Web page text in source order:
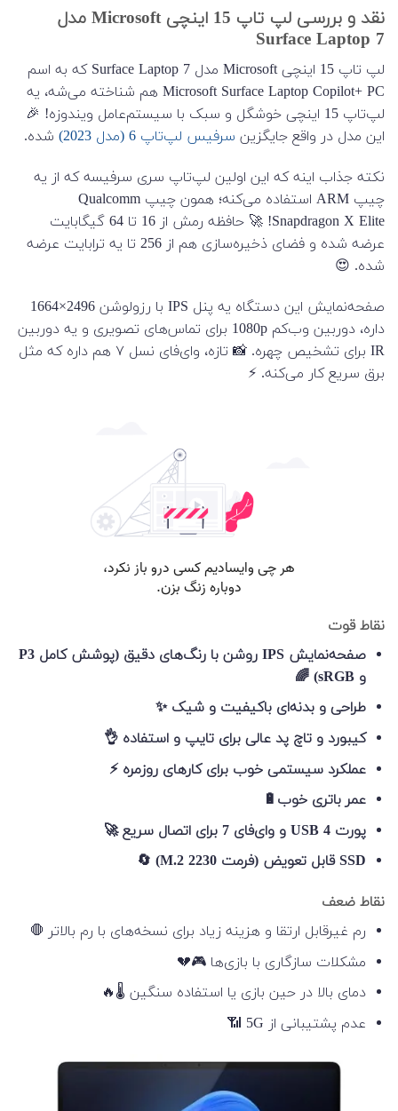
نقد و بررسی لپ تاپ 15 اینچی Microsoft مدل
Surface Laptop 7
لپ تاپ 15 اینچی Microsoft مدل Surface Laptop 7 که به اسم
Microsoft Surface Laptop Copilot+ PC هم شناخته می‌شه، یه
لپ‌تاپ 15 اینچی خوشگل و سبک با سیستم‌عامل ویندوزه! 🎉
این مدل در واقع جایگزین سرفیس لپ‌تاپ 6 (مدل 2023) شده.
نکته جذاب اینه که این اولین لپ‌تاپ سری سرفیسه که از یه
چیپ ARM استفاده می‌کنه؛ همون چیپ Qualcomm
Snapdragon X Elite! 🚀 حافظه رمش از 16 تا 64 گیگابایت
عرضه شده و فضای ذخیره‌سازی هم از 256 تا یه ترابایت عرضه
شده. 😍
صفحه‌نمایش این دستگاه یه پنل IPS با رزولوشن 2496×1664
داره، دوربین وب‌کم 1080p برای تماس‌های تصویری و یه دوربین
IR برای تشخیص چهره. 📸 تازه، وای‌فای نسل ۷ هم داره که مثل
برق سریع کار می‌کنه. ⚡️
نقاط قوت
صفحه‌نمایش IPS روشن با رنگ‌های دقیق (پوشش کامل P3
و sRGB) 🌈
طراحی و بدنه‌ای باکیفیت و شیک ✨
کیبورد و تاچ پد عالی برای تایپ و استفاده 👌
عملکرد سیستمی خوب برای کارهای روزمره ⚡
عمر باتری خوب🔋
پورت USB 4 و وای‌فای 7 برای اتصال سریع 🚀
SSD قابل تعویض (فرمت M.2 2230) 🔄
نقاط ضعف
رم غیرقابل ارتقا و هزینه زیاد برای نسخه‌های با رم بالاتر 🛑
مشکلات سازگاری با بازی‌ها 🎮💔
دمای بالا در حین بازی یا استفاده سنگین 🌡️🔥
عدم پشتیبانی از 5G 📶